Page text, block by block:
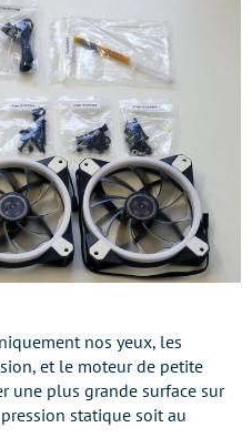
nos yeux, les
et le moteur de petite
une plus grande surface sur
statique soit au